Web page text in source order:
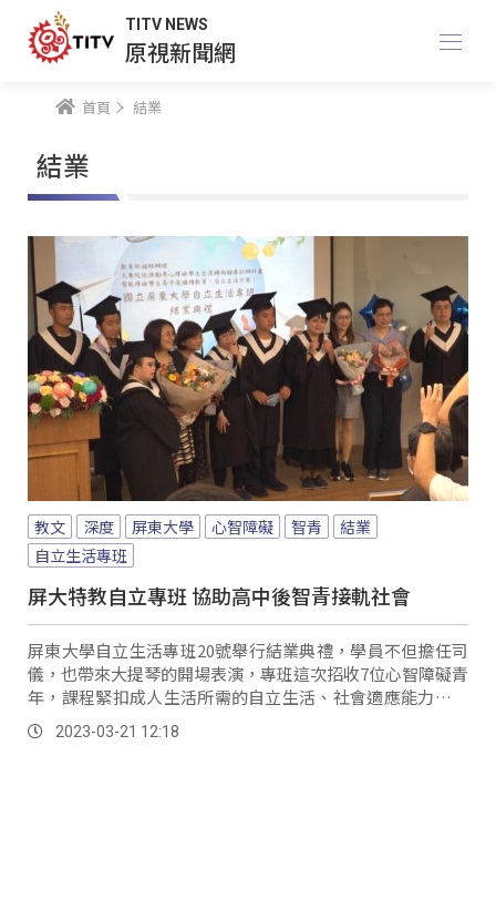
TITV NEWS
原視新聞網
首頁 結業
結業
教文 深度 屏東大學 心智障礙 智青
結業
自立生活專班
屏大特教自立專班 協助高中後智青接軌社會
屏東大學自立生活專班20號舉行結業典禮，學員不但擔任司
儀，也帶來大提琴的開場表演，專班這次招收7位心智障礙青
年，課程緊扣成人生活所需的自立生活、社會適應能力、人
際關係與就業技能，學員也參與一般大學生的通識課程，這
樣的融合教育也讓大學師生對智青有更多了解。
2023-03-21 12:18